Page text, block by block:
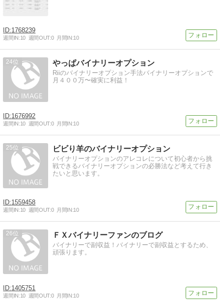
1768239
週間IN:10 週間OUT:0 月間IN:10
24 やっぱバイナリーオプション
Riiのバイナリーオプション手法バイナリーオプションで
月４００万〜確実に利益！
1676992
週間IN:10 週間OUT:0 月間IN:10
25 ビビり羊のバイナリーオプション
バイナリーオプションのアレコレについて初心者から挑
戦できるバイナリーオプションの必勝法など考えて行き
たいと思います。
1559458
週間IN:10 週間OUT:0 月間IN:10
26 ＦＸバイナリーファンのブログ
バイナリーで副収益！バイナリーで副収益とするため、
頑張ります。
1405751
週間IN:10 週間OUT:0 月間IN:10